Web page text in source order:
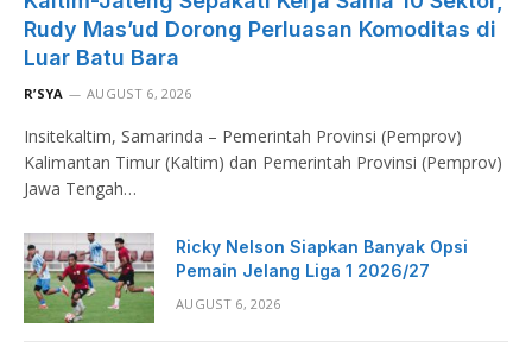
Rudy Mas’ud Dorong Perluasan Komoditas di
Luar Batu Bara
R’SYA AUGUST 6, 2026
Insitekaltim, Samarinda – Pemerintah Provinsi (Pemprov)
Kalimantan Timur (Kaltim) dan Pemerintah Provinsi (Pemprov)
Jawa Tengah…
Ricky Nelson Siapkan Banyak Opsi
Pemain Jelang Liga 1 2026/27
AUGUST 6, 2026